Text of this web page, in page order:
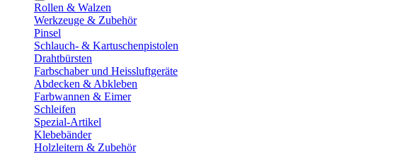
Rollen & Walzen
Werkzeuge & Zubehör
Pinsel
Schlauch- & Kartuschenpistolen
Drahtbürsten
Farbschaber und Heissluftgeräte
Abdecken & Abkleben
Farbwannen & Eimer
Schleifen
Spezial-Artikel
Klebebänder
Holzleitern & Zubehör